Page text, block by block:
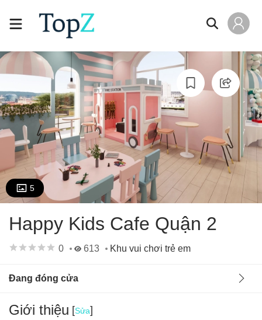
5
Happy Kids Cafe Quận 2
0 613 Khu vui chơi trẻ em
Đang đóng cửa
Giới thiệu [Sửa]